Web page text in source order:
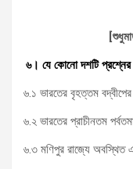
[
৬। যে কোনো দশটি
৬.১ ভারতের বৃহত্তম
৬.২ ভারতের প্রাচীনতম
৬.৩ মণিপুর রাজ্যে অবস্থিত